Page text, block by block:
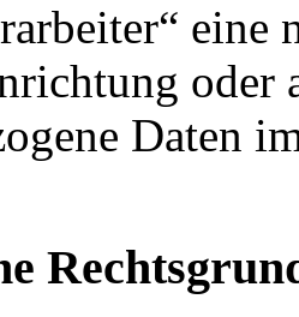
eine
oder
Daten